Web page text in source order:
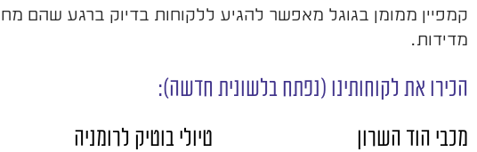
קמפיין ממומן בגוגל מאפשר להגיע ללקוחות בדיוק ברגע שהם
מדידות.
הכירו את לקוחותינו (נפתח בלשונית חדשה):
מכבי הוד השרון
טיולי בוטיק לרומניה